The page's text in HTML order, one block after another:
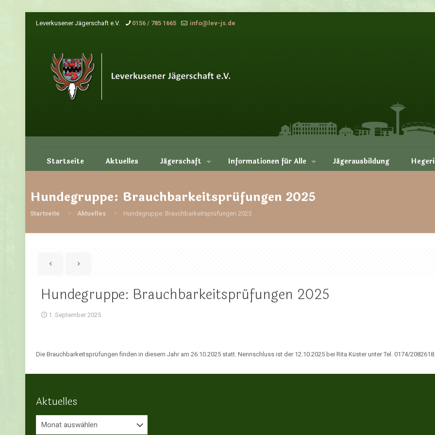
Leverkusener Jägerschaft e.V. 0156 / 785 1665 info@lev-js.de
Startseite Aktuelles Jägerschaft Informationen für Alle Jägerausbildung
Hundegruppe: Brauchbarkeitsprüfungen 2025
Startseite Aktuelles Hundegruppe: Brauchbarkeitsprüfungen 2025
Hundegruppe: Brauchbarkeitsprüfungen 2025
1. September 2025
Die Brauchbarkeitsprüfungen finden in diesem Jahr am 26.10.2025 statt. Nennschluss ist der 12.10.2025 bei Rita Küster unter Tel. 0174/
Aktuelles